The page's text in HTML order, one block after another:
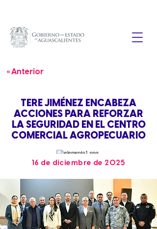
« Anterior
TERE JIMÉNEZ ENCABEZA
ACCIONES PARA REFORZAR
LA SEGURIDAD EN EL CENTRO
COMERCIAL AGROPECUARIO
16 de diciembre de 2025